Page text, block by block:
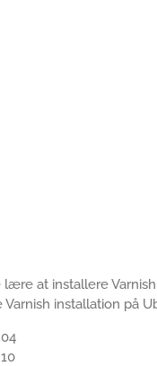
lære at installere
Varnish installation på